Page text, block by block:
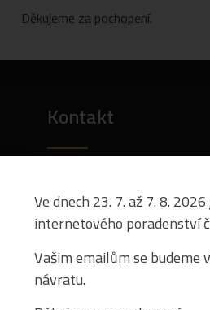
Děkujeme za pochopení.
Kontakt
K Chatám 22
403 40
Ústí nad Labem – Skorotice
Ve dnech 23. 7. až 7. 8.
internetového poradenství
Vašim emailům se budeme
návratu.